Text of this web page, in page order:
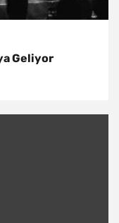
Geliyor